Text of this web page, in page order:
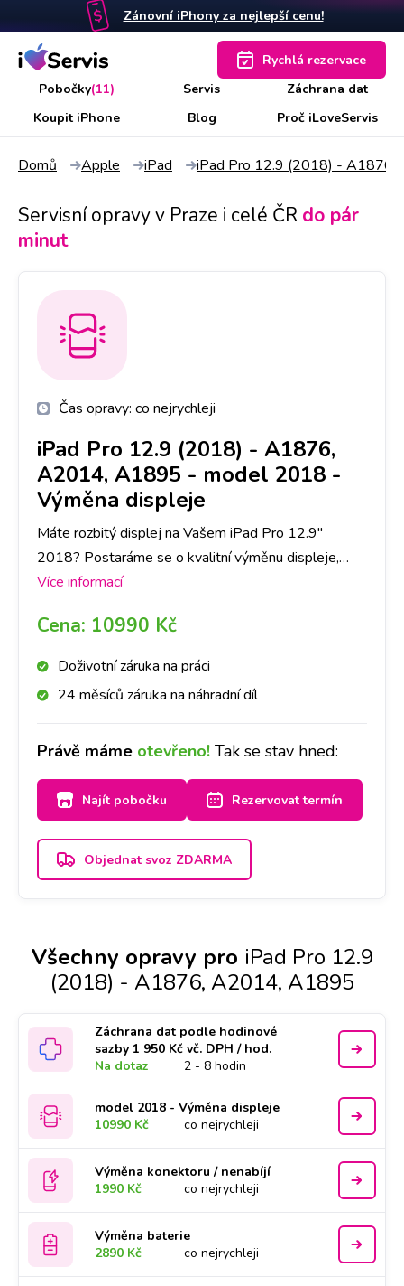
Zánovní iPhony za nejlepší cenu!
Pobočky(11) Servis
Záchrana dat
Koupit iPhone
Blog Proč iLoveServis
Rychlá rezervace
Domů Apple iPad iPad Pro 12.9 (2018) -
Servisní opravy v Praze i celé ČR do pár
minut
Čas opravy: co nejrychleji
iPad Pro 12.9 (2018) - A1876,
A2014, A1895 - model 2018 -
Výměna displeje
Máte rozbitý displej na Vašem iPad Pro 12.9"
2018? Postaráme se o kvalitní výměnu displeje,
kontrolu všech důležitých funkcí a jistotu v podobě
Více informací
Cena: 10990 Kč
Doživotní záruka na práci
24 měsíců záruka na náhradní díl
Právě máme otevřeno! Tak se stav hned:
Najít pobočku Rezervovat termín
Objednat svoz ZDARMA
Všechny opravy pro iPad Pro 12.9
(2018) - A1876, A2014, A1895
Záchrana dat podle hodinové
sazby 1 950 Kč vč. DPH / hod.
Na dotaz
2 - 8 hodin
model 2018 - Výměna displeje
10990 Kč
co nejrychleji
Výměna konektoru / nenabíjí
1990 Kč
co nejrychleji
Výměna baterie
2890 Kč
co nejrychleji